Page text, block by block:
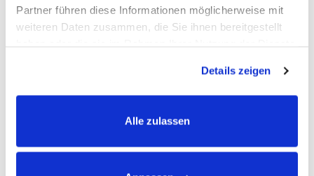
Partner führen diese Informationen möglicherweise mit
weiteren Daten zusammen, die Sie ihnen bereitgestellt
Details zeigen
Alle zulassen
tijdens de vachtwisseling en zijn een gezond
extra vitamines nodig hebben en dragen ze bij aan een
evenwichtige voeding
. Ook pony’s kunnen profiteren van de
OKAPI Wilde Bessen, waarbij de hoeveelheid voer moet
worden aangepast aan hun grootte.